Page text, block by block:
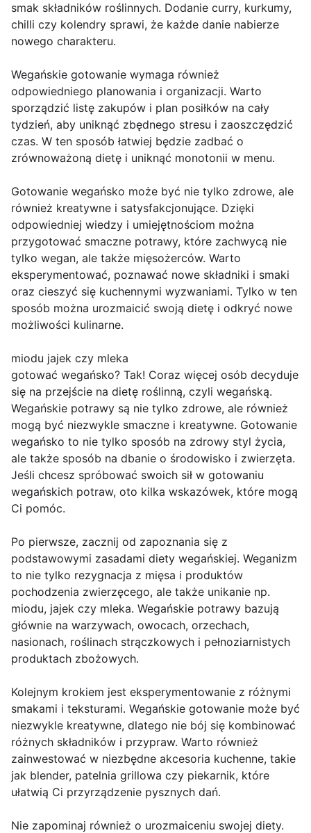
smak składników roślinnych. Dodanie curry, kurkumy,
chilli czy kolendry sprawi, że każde danie nabierze
nowego charakteru.
Wegańskie gotowanie wymaga również
odpowiedniego planowania i organizacji. Warto
sporządzić listę zakupów i plan posiłków na cały
tydzień, aby uniknąć zbędnego stresu i zaoszczędzić
czas. W ten sposób łatwiej będzie zadbać o
zrównoważoną dietę i uniknąć monotonii w menu.
Gotowanie wegańsko może być nie tylko zdrowe, ale
również kreatywne i satysfakcjonujące. Dzięki
odpowiedniej wiedzy i umiejętnościom można
przygotować smaczne potrawy, które zachwycą nie
tylko wegan, ale także mięsożerców. Warto
eksperymentować, poznawać nowe składniki i smaki
oraz cieszyć się kuchennymi wyzwaniami. Tylko w ten
sposób można urozmaicić swoją dietę i odkryć nowe
możliwości kulinarne.
miodu jajek czy mleka
gotować wegańsko? Tak! Coraz więcej osób decyduje
się na przejście na dietę roślinną, czyli wegańską.
Wegańskie potrawy są nie tylko zdrowe, ale również
mogą być niezwykle smaczne i kreatywne. Gotowanie
wegańsko to nie tylko sposób na zdrowy styl życia,
ale także sposób na dbanie o środowisko i zwierzęta.
Jeśli chcesz spróbować swoich sił w gotowaniu
wegańskich potraw, oto kilka wskazówek, które mogą
Ci pomóc.
Po pierwsze, zacznij od zapoznania się z
podstawowymi zasadami diety wegańskiej. Weganizm
to nie tylko rezygnacja z mięsa i produktów
pochodzenia zwierzęcego, ale także unikanie np.
miodu, jajek czy mleka. Wegańskie potrawy bazują
głównie na warzywach, owocach, orzechach,
nasionach, roślinach strączkowych i pełnoziarnistych
produktach zbożowych.
Kolejnym krokiem jest eksperymentowanie z różnymi
smakami i teksturami. Wegańskie gotowanie może być
niezwykle kreatywne, dlatego nie bój się kombinować
różnych składników i przypraw. Warto również
zainwestować w niezbędne akcesoria kuchenne, takie
jak blender, patelnia grillowa czy piekarnik, które
ułatwią Ci przyrządzenie pysznych dań.
Nie zapominaj również o urozmaiceniu swojej diety.